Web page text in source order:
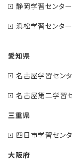
静岡学習センタ
浜松学習センタ
愛知県
名古屋学習セン
名古屋第二学習
三重県
四日市学習セン
大阪府